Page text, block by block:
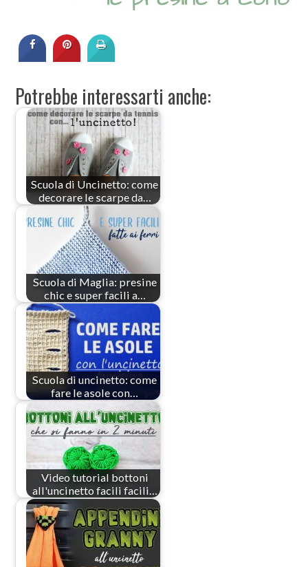
Potrebbe interessarti anche:
Scuola di Uncinetto: come
decorare le scarpe da…
Scuola di Maglia: presine
chic e super facili a…
Scuola di uncinetto: come
fare le asole con…
Video tutorial bottoni
all'uncinetto facili facili…